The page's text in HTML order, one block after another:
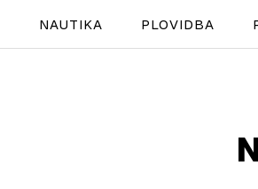
NAUTIKA PLOVIDBA